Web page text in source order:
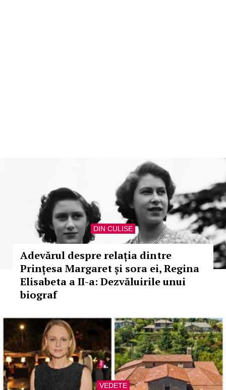
DIN CULISE
Adevărul despre relația dintre
Prințesa Margaret și sora ei, Regina
Elisabeta a II-a: Dezvăluirile unui
biograf
VEDETE